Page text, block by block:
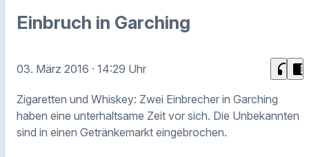
Einbruch in Garching
03. März 2016 · 14:29 Uhr headphones chrome_reader_mode
Zigaretten und Whiskey: Zwei Einbrecher in Garching
haben eine unterhaltsame Zeit vor sich. Die Unbekannten
sind in einen Getränkemarkt eingebrochen.